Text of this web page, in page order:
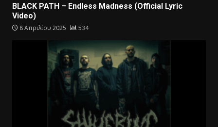
BLACK PATH – Endless Madness (Official Lyric
Video)
8 Απριλίου 2025 534